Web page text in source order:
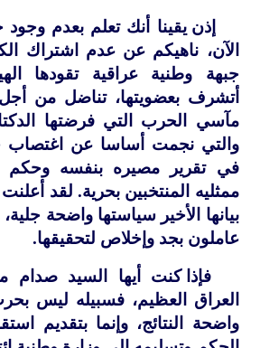
إذن يقينا أنك تعلم بعدم
الآن، ناهيكم عن عدم اشتراك
جبهة وطنية عراقية تقودها
أتشرف بعضويتها، تناضل من أجل
مآسي الحرب التي فرضتها
والتي نجمت أساسا عن
في تقرير مصيره بنفسه
ممثليه المنتخبين بحرية. لقد أعلنت
بيانها الأخير سياستها واضحة
عاملون بجد وإخلاص لتحقيقها.
فإذا كنت أيها السيد صدام
العراق العظيم، فسبيله ليس
واضحة النتائج، وإنما بتقديم